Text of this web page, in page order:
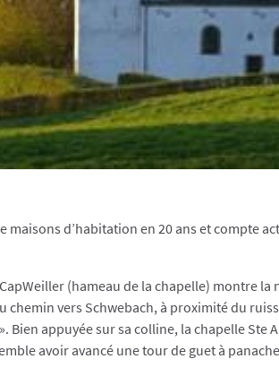
maisons d’habitation en 20 ans et compte
(hameau de la chapelle) montre
vers Schwebach, à proximité du
Bien appuyée sur sa colline, la chapelle
avoir avancé une tour de guet à